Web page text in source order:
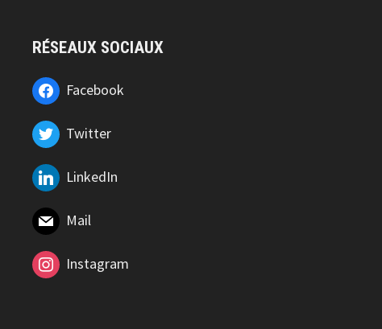
RÉSEAUX SOCIAUX
Facebook
Twitter
LinkedIn
Mail
Instagram